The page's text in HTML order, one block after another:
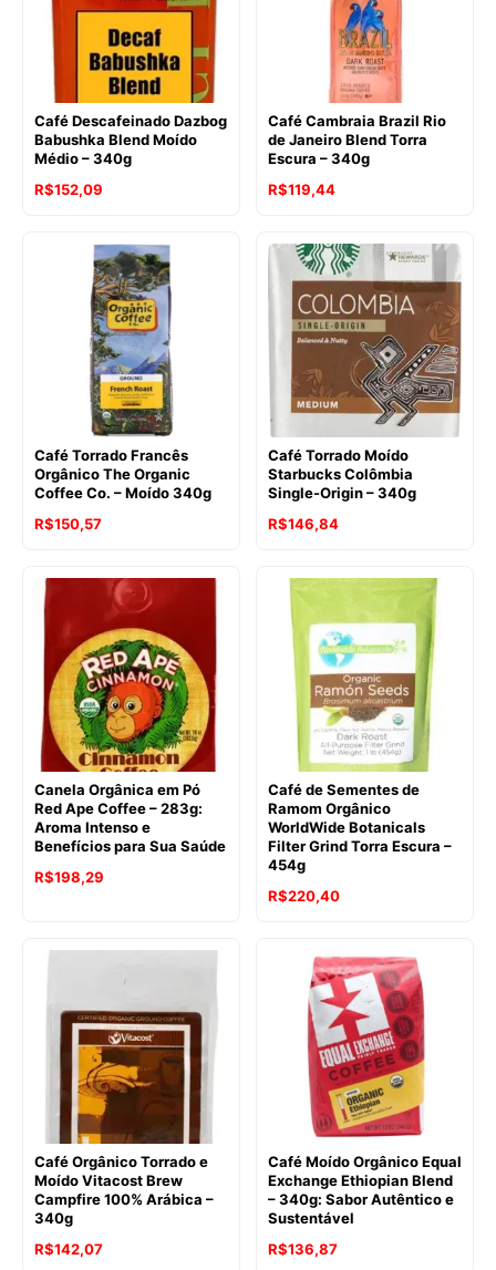
Café Descafeinado Dazbog
Babushka Blend Moído
Médio – 340g
R$152,09
Café Cambraia Brazil Rio
de Janeiro Blend Torra
Escura – 340g
R$119,44
Café Torrado Francês
Orgânico The Organic
Coffee Co. – Moído 340g
O
original
era:
R$181,28.
R$150,57O
atual
R$150,57.
Café Torrado Moído
Starbucks Colômbia
Single-Origin – 340g
O
original
era:
R$152,09.
R$146,84O
atual
R$146,84.
Canela Orgânica em Pó
Red Ape Coffee – 283g:
Aroma Intenso e
Benefícios para Sua Saúde
R$198,29
Café de Sementes de
Ramom Orgânico
WorldWide Botanicals
Filter Grind Torra Escura –
454g
R$220,40
Café Orgânico Torrado e
Moído Vitacost Brew
Campfire 100% Arábica –
340g
R$142,07
Café Moído Orgânico Equal
Exchange Ethiopian Blend
– 340g: Sabor Autêntico e
Sustentável
R$136,87